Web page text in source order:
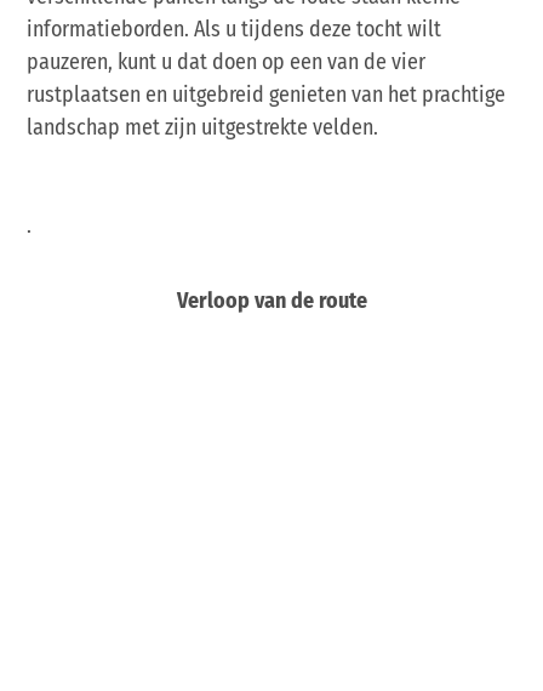
informatieborden. Als u tijdens deze tocht wilt
pauzeren, kunt u dat doen op een van de vier
rustplaatsen en uitgebreid genieten van het prachtige
landschap met zijn uitgestrekte velden.
.
Verloop van de route